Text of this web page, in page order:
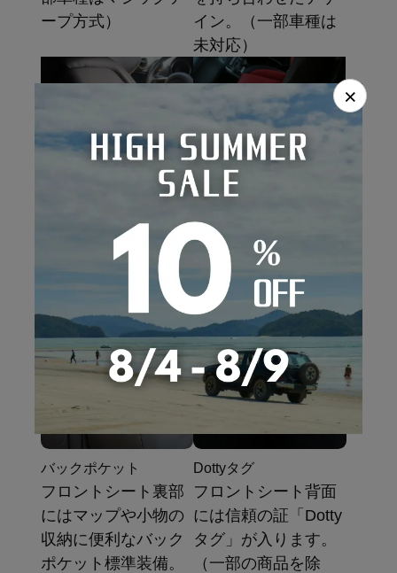
ープ方式）
イン。（一部車種は
未対応）
レバーやヘッドレス
ーが中に入り込むよ
うに設計。純正シー
トのような仕上が
Dottyシートカバーは
も対応。当社独自の
スーパースロー映像
による動作実験を実
施。
バックポケット
フロントシート裏部
にはマップや小物の
収納に便利なバック
ポケット標準装備。
Dottyタグ
フロントシート背面
には信頼の証「Dotty
タグ」が入ります。
（一部の商品を除
×